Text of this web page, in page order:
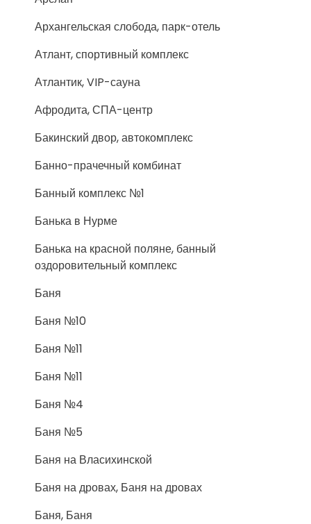
Архангельская слобода, парк-отель
Атлант, спортивный комплекс
Атлантик, VIP-сауна
Афродита, СПА-центр
Бакинский двор, автокомплекс
Банно-прачечный комбинат
Банный комплекс №1
Банька в Нурме
Банька на красной поляне, банный
оздоровительный комплекс
Баня
Баня №10
Баня №11
Баня №11
Баня №4
Баня №5
Баня на Власихинской
Баня на дровах, Баня на дровах
Баня, Баня